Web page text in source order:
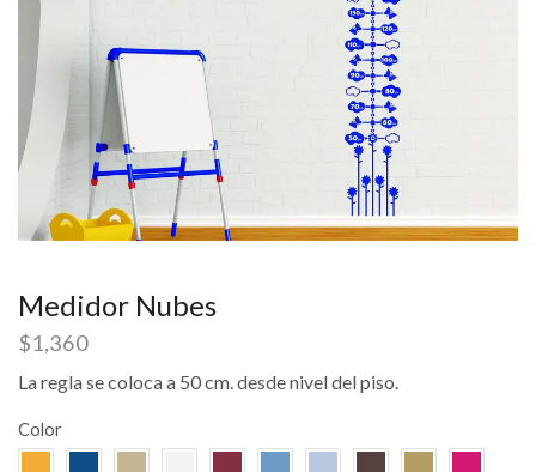
Medidor Nubes
$1,360
La regla se coloca a 50 cm. desde nivel del piso.
Color